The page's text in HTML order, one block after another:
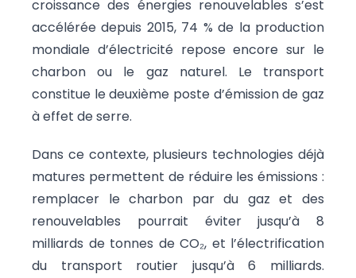
croissance des énergies renouvelables s’est
accélérée depuis 2015, 74 % de la production
mondiale d’électricité repose encore sur le
charbon ou le gaz naturel. Le transport
constitue le deuxième poste d’émission de gaz
à effet de serre.
Dans ce contexte, plusieurs technologies déjà
matures permettent de réduire les émissions :
remplacer le charbon par du gaz et des
renouvelables pourrait éviter jusqu’à 8
milliards de tonnes de CO₂, et l’électrification
du transport routier jusqu’à 6 milliards.